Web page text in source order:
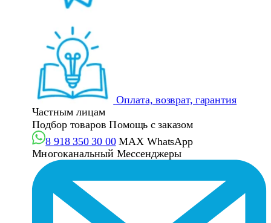
Оплата, возврат, гарантия
Частным лицам
Подбор товаров Помощь с заказом
8 918 350 30 00 MAX WhatsApp
Многоканальный Мессенджеры